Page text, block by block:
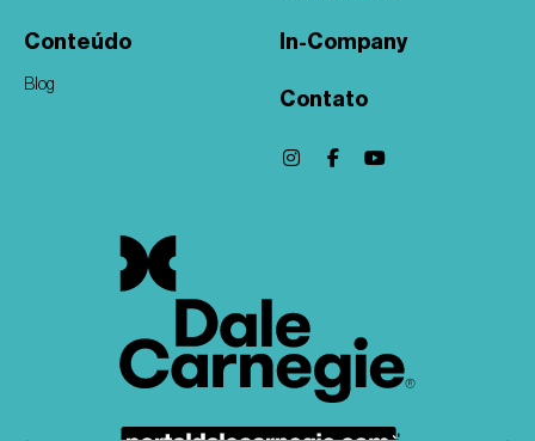
Conteúdo
Blog
In-Company
Contato